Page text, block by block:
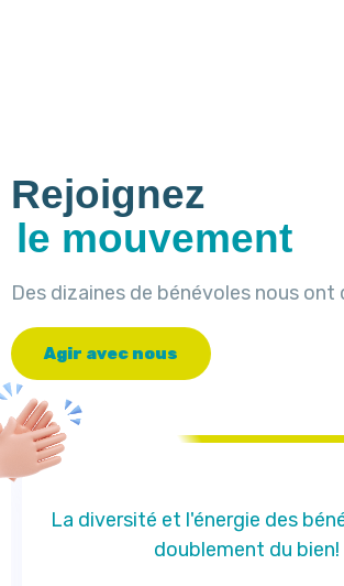
Rejoignez
le mouvement
Des dizaines de bénévoles nous
Agir avec nous
La diversité et l'énergie des
doublement du bien!